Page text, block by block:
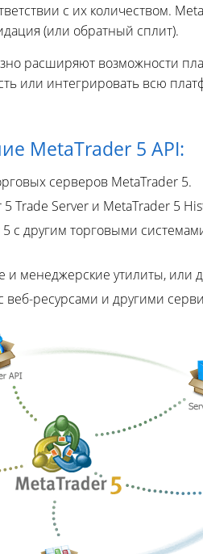
с их количеством.
(или обратный сплит).
расширяют возможности
или интегрировать всю
MetaTrader 5 API:
серверов MetaTrader 5.
Trade Server и MetaTrader 5
с другим торговыми
и менеджерские утилиты,
веб-ресурсами и другими